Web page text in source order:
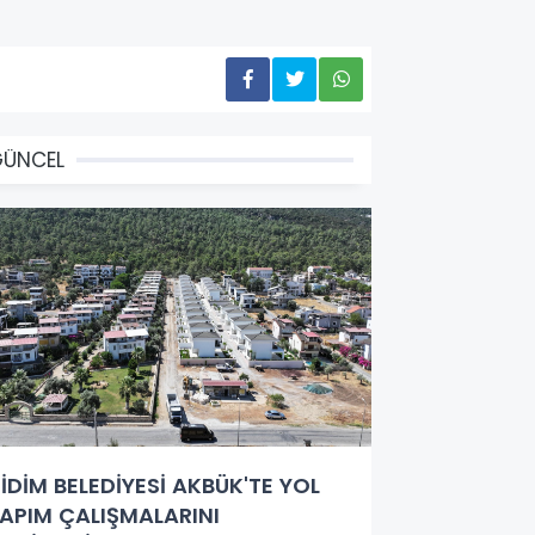
BELEDİYESİ AKBÜK'TE YOL
ÇALIŞMALARINI